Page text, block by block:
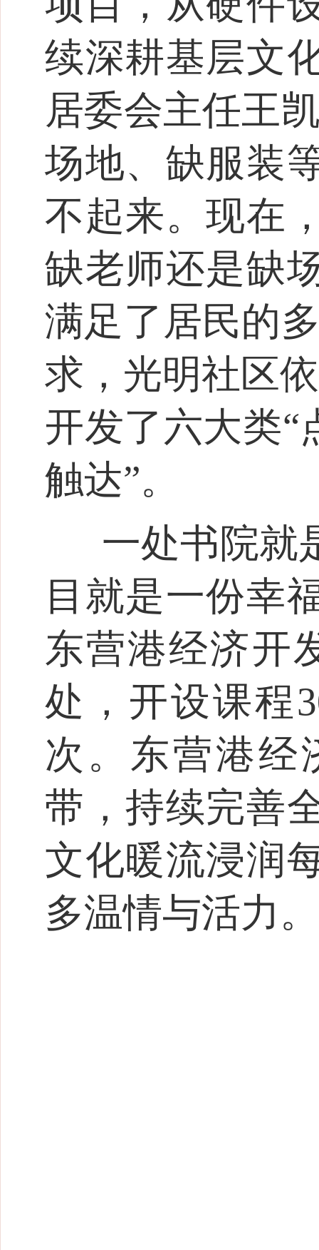
续深耕基层文
居委会主任王
场地、缺服装
不起来。现在
缺老师还是缺
满足了居民的
求，光明社区
开发了六大类“
触达”。
一处书院就
目就是一份幸
东营港经济开
处，开设课程
次。东营港经
带，持续完善
文化暖流浸润
多温情与活力。